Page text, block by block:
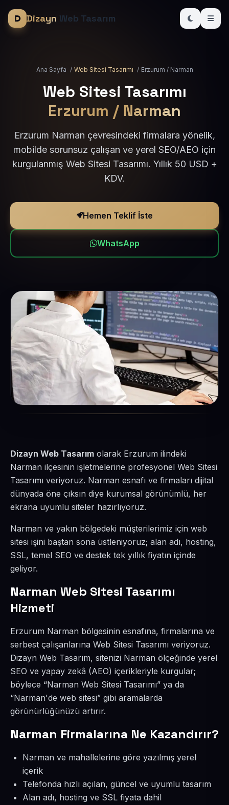
Dizayn Web Tasarım
Ana Sayfa / Web Sitesi Tasarımı / Erzurum / Narman
Web Sitesi Tasarımı
Erzurum / Narman
Erzurum Narman çevresindeki firmalara yönelik,
mobilde sorunsuz çalışan ve yerel SEO/AEO için
kurgulanmış Web Sitesi Tasarımı. Yıllık 50 USD +
KDV.
Hemen Teklif İste
WhatsApp
Dizayn Web Tasarım olarak Erzurum ilindeki
Narman ilçesinin işletmelerine profesyonel Web Sitesi
Tasarımı veriyoruz. Narman esnafı ve firmaları dijital
dünyada öne çıksın diye kurumsal görünümlü, her
ekrana uyumlu siteler hazırlıyoruz.
Narman ve yakın bölgedeki müşterilerimiz için web
sitesi işini baştan sona üstleniyoruz; alan adı, hosting,
SSL, temel SEO ve destek tek yıllık fiyatın içinde
geliyor.
Narman Web Sitesi Tasarımı
Hizmeti
Erzurum Narman bölgesinin esnafına, firmalarına ve
serbest çalışanlarına Web Sitesi Tasarımı veriyoruz.
Dizayn Web Tasarım, sitenizi Narman ölçeğinde yerel
SEO ve yapay zekâ (AEO) içerikleriyle kurgular;
böylece “Narman Web Sitesi Tasarımı” ya da
“Narman'de web sitesi” gibi aramalarda
görünürlüğünüzü artırır.
Narman Firmalarına Ne Kazandırır?
Narman ve mahallelerine göre yazılmış yerel
içerik
Telefonda hızlı açılan, güncel ve uyumlu tasarım
Alan adı, hosting ve SSL fiyata dahil